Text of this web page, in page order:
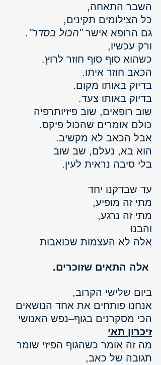
השבר התאחה,
כל הצילומים תקינים,
גם הרופא אישר "הכול בסדר".
ורק עכשיו,
כשהוא סוף סוף חוזר לרוץ.
הכאב חוזר איתו.
בדיוק באותו מקום.
בדיוק באותו צעד.
שוב רופאים, שוב פיזיותרפיה
כולם אומרים שהכול פיקס.
אבל הכאב לא מקשיב.
הוא בא, נעלם, שב שוב
בלי סיבה נראית לעין.
עד שבדקנו יחד
מתי זה מופיע,
מתי זה נרגע,
והבנו
אלה לא העצמות שכואבות
אלה התאים שזוכרים.
ביום שלישי הקרוב,
אנחנו פותחים את אחד הנושאים
הכי מסקרנים בגוף–נפש האנושי
זיכרון תאי
מה זה אומר כשהגוף הפיזי שומר
תגובה של כאב,